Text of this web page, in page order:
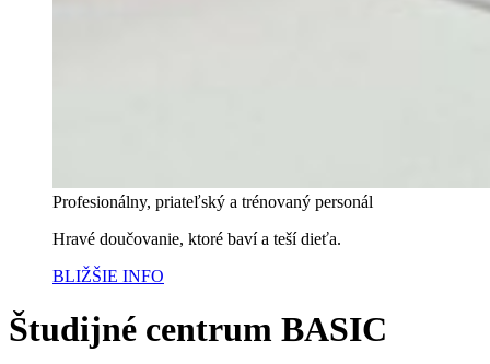
Profesionálny, priateľský a trénovaný personál
Hravé doučovanie, ktoré baví a teší dieťa.
BLIŽŠIE INFO
Študijné centrum BASIC